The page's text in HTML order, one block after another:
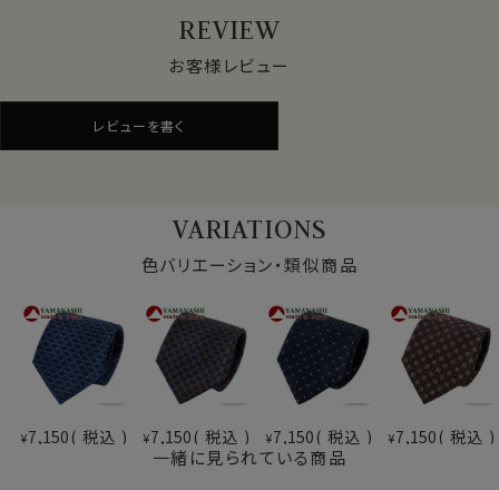
イドインジャパンの逸品です。
熟練の職人が手を加えたネクタイは随一の美しさです。
たの胸元を引き立てます。
ビジネスからカジュアルまで幅広く活躍。
●生地の特徴
アーカイブ・・・約100年ほど前に作られた柄を元に、現代
風に再構築した柄。
ビンテージ風でありながらモダンな印象。
ー山梨ネクタイを選ぶ理由ー
伝統と革新が織り成すデザイン
REVIEW
お客様レビュー
レビューを書く
VARIATIONS
色バリエーション・類似商品
¥7,150 税込 ¥7,150 税込 ¥7,150 税込 ¥7,150 税込
一緒に見られている商品